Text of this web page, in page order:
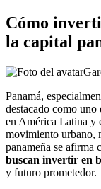
Cómo
la capital
Panamá,
destacado como uno
en América Latina y
movimiento urbano,
panameña se afirma
buscan invertir en
y futuro prometedor.